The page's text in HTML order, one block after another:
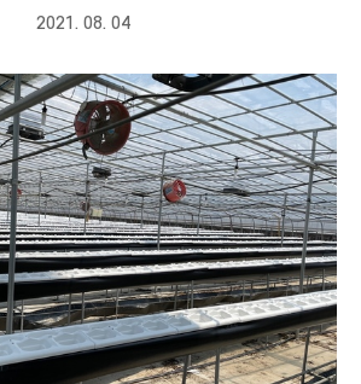
2021. 08. 04